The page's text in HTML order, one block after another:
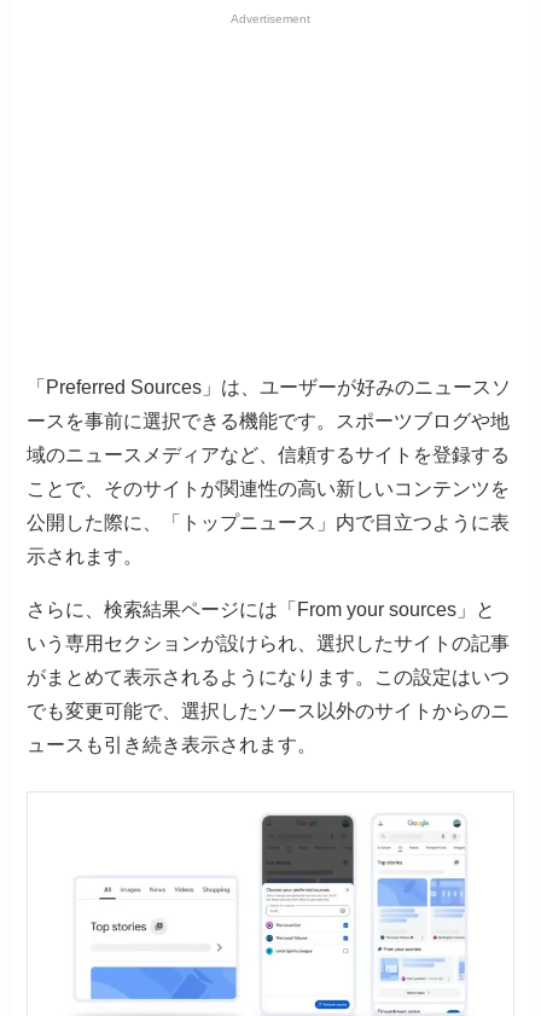
Advertisement
「Preferred Sources」は、ユーザーが好みのニュースソ
ースを事前に選択できる機能です。スポーツブログや地
域のニュースメディアなど、信頼するサイトを登録する
ことで、そのサイトが関連性の高い新しいコンテンツを
公開した際に、「トップニュース」内で目立つように表
示されます。
さらに、検索結果ページには「From your sources」と
いう専用セクションが設けられ、選択したサイトの記事
がまとめて表示されるようになります。この設定はいつ
でも変更可能で、選択したソース以外のサイトからのニ
ュースも引き続き表示されます。